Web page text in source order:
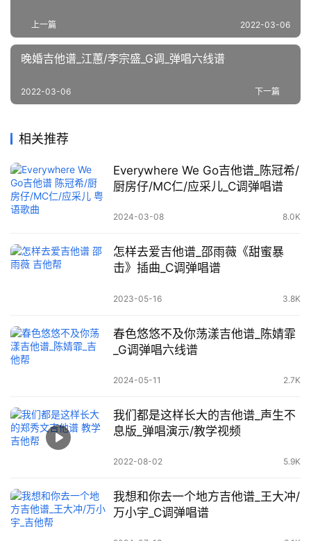
上一篇 2022-03-06
晚婚吉他谱_江蕙/李宗盛_G调_弹唱六线谱
下一篇
2022-03-06
相关推荐
Everywhere We Go吉他谱_陈冠希/
厨房仔/MC仁/应采儿_C调弹唱谱
2024-03-08 8.0K
怎样去爱吉他谱_邵雨薇《甜蜜暴
击》插曲_C调弹唱谱
2023-05-16 3.8K
春色悠悠不及你荡漾吉他谱_陈婧霏
_G调弹唱六线谱
2024-05-11 2.7K
我们都是这样长大的吉他谱_声生不
息版_弹唱演示/教学视频
2022-08-02 5.9K
我想和你去一个地方吉他谱_王大冲/
万小宇_C调弹唱谱